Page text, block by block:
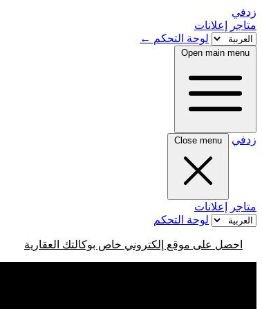
زدفي
متاجر
إعلانات
لوحة التحكم ←
Open main menu
زدفي Close menu
متاجر
إعلانات
لوحة التحكم
احصل على موقع إلكتروني خاص بوكالتك العقارية